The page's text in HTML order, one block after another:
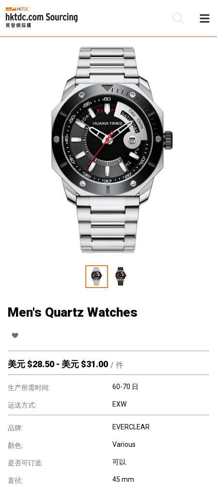
Men's Quartz Watches
美元 $28.50 - 美元 $31.00 / 件
生产所需时间: 60-70 日
运送方式: EXW
品牌: EVERCLEAR
顏色: Various
是否可订造: 可以
直径: 45 mm